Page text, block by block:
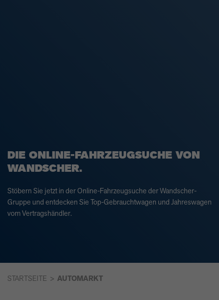
DIE ONLINE-FAHRZEUGSUCHE VON
WANDSCHER.
Stöbern Sie jetzt in der Online-Fahrzeugsuche der Wandscher-
Gruppe und entdecken Sie Top-Gebrauchtwagen und Jahreswagen
vom Vertragshändler.
STARTSEITE AUTOMARKT